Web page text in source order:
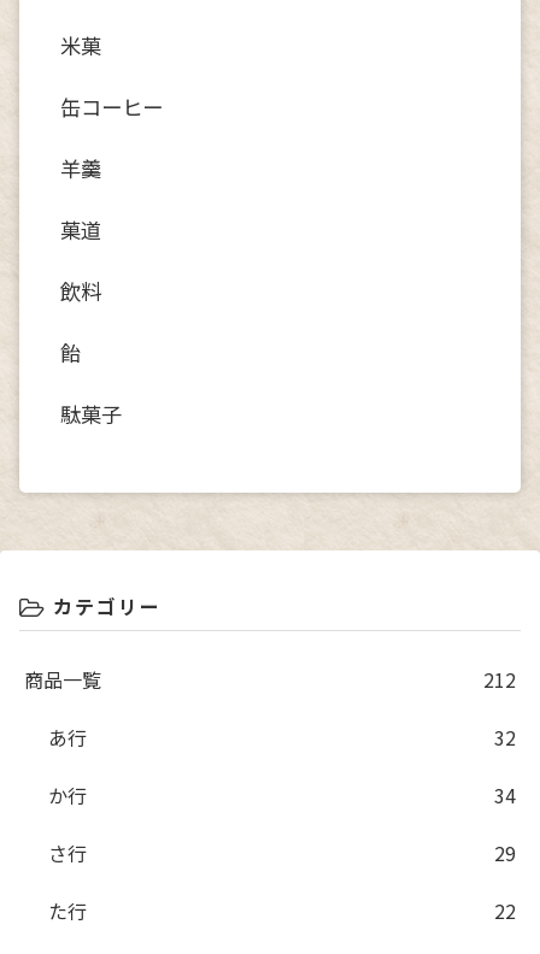
米菓
缶コーヒー
羊羹
菓道
飲料
飴
駄菓子
カテゴリー
商品一覧
212
あ行
32
か行
34
さ行
29
た行
22